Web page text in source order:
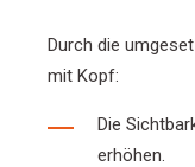
Durch die
mit Kopf:
Die
erhöhen.